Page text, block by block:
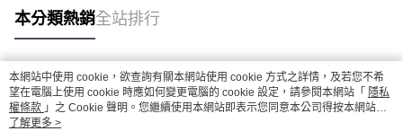
本分類熱銷全站排行
熱門標籤
本網站中使用 cookie，欲查詢有關本網站使用 cookie 方式之詳情，及若您不希
望在電腦上使用 cookie 時應如何變更電腦的 cookie 設定，請參閱本網站「 隱私
權條款 」之 Cookie 聲明。您繼續使用本網站即表示您同意本公司得按本網站使
用條款之 Cookie 聲明使用 cookie。
了解更多 >